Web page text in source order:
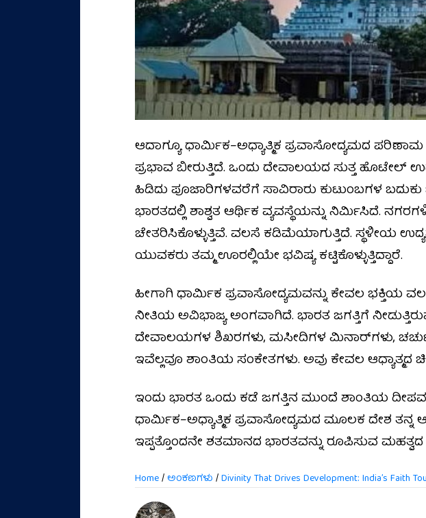
ಆದಾಗ್ಯೂ ಧಾರ್ಮಿಕ–ಅಧ್ಯಾತ್ಮಿಕ ಪ್ರವಾಸೋದ್ಯಮದ
ಪ್ರಭಾವ ಬೀರುತ್ತಿದೆ. ಒಂದು ದೇವಾಲಯದ ಸುತ್ತ
ಹಿಡಿದು ಪೂಜಾರಿಗಳವರೆಗೆ ಸಾವಿರಾರು ಕುಟುಂಬಗಳ
ಭಾರತದಲ್ಲಿ ಶಾಶ್ವತ ಆರ್ಥಿಕ ವ್ಯವಸ್ಥೆಯನ್ನು ನಿರ್ಮಿಸಿದೆ.
ಚೇತರಿಸಿಕೊಳ್ಳುತ್ತಿವೆ. ವಲಸೆ ಕಡಿಮೆಯಾಗುತ್ತಿದೆ. ಸ್ಥಳೀಯ
ಯುವಕರು ತಮ್ಮ ಊರಲ್ಲಿಯೇ ಭವಿಷ್ಯ ಕಟ್ಟಿಕೊಳ್ಳುತ್ತಿದ್ದಾರೆ.
ಹೀಗಾಗಿ ಧಾರ್ಮಿಕ ಪ್ರವಾಸೋದ್ಯಮವನ್ನು ಕೇವಲ ಭಕ್ತಿಯ
ನೀತಿಯ ಅವಿಭಾಜ್ಯ ಅಂಗವಾಗಿದೆ. ಭಾರತ ಜಗತ್ತಿಗೆ
ದೇವಾಲಯಗಳ ಶಿಖರಗಳು, ಮಸೀದಿಗಳ ಮಿನಾರ್‌ಗಳು,
ಇವೆಲ್ಲವೂ ಶಾಂತಿಯ ಸಂಕೇತಗಳು. ಅವು ಕೇವಲ ಆಧ್ಯಾತ್ಮದ
ಇಂದು ಭಾರತ ಒಂದು ಕಡೆ ಜಗತ್ತಿನ ಮುಂದೆ ಶಾಂತಿಯ
ಧಾರ್ಮಿಕ–ಅಧ್ಯಾತ್ಮಿಕ ಪ್ರವಾಸೋದ್ಯಮದ ಮೂಲಕ ದೇಶ ತನ್ನ
ಇಪ್ಪತ್ತೊಂದನೇ ಶತಮಾನದ ಭಾರತವನ್ನು ರೂಪಿಸುವ
Home/ ಅಂಕಣಗಳು /Divinity That Drives Development: India’s Faith